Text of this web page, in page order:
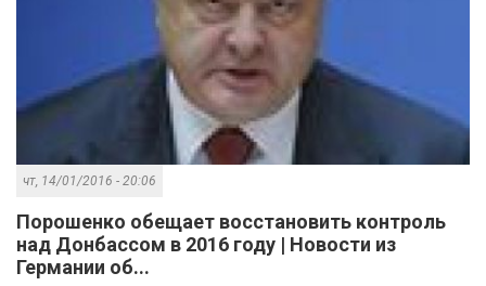
чт, 14/01/2016 - 20:06
Порошенко обещает восстановить контроль
над Донбассом в 2016 году | Новости из
Германии об...